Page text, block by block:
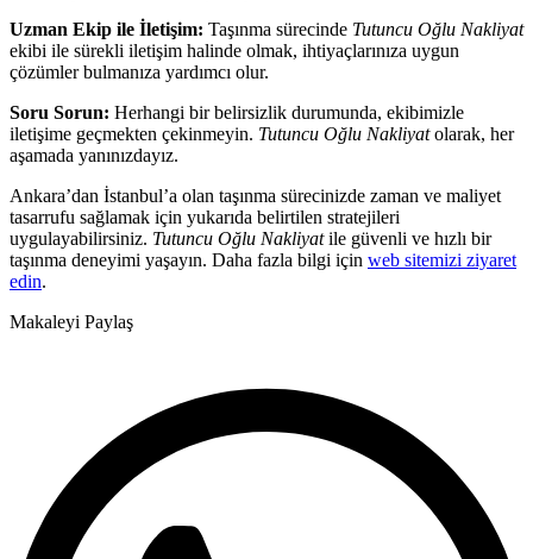
Uzman Ekip ile İletişim: Taşınma sürecinde Tutuncu Oğlu Nakliyat
ekibi ile sürekli iletişim halinde olmak, ihtiyaçlarınıza uygun
çözümler bulmanıza yardımcı olur.
Soru Sorun: Herhangi bir belirsizlik durumunda, ekibimizle
iletişime geçmekten çekinmeyin. Tutuncu Oğlu Nakliyatolarak, her
aşamada yanınızdayız.
Ankara’dan İstanbul’a olan taşınma sürecinizde zaman ve maliyet
tasarrufu sağlamak için yukarıda belirtilen stratejileri
uygulayabilirsiniz. Tutuncu Oğlu Nakliyatile güvenli ve hızlı bir
taşınma deneyimi yaşayın. Daha fazla bilgi için web sitemizi ziyaret
edin.
Makaleyi Paylaş